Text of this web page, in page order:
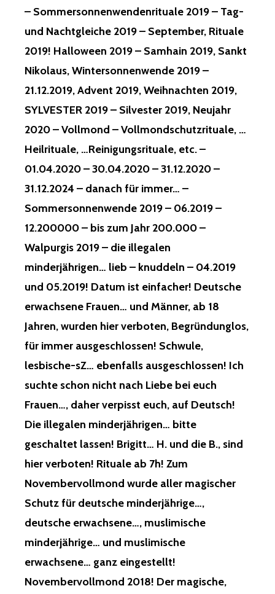
– Sommersonnenwendenrituale 2019 – Tag-
und Nachtgleiche 2019 – September, Rituale
2019! Halloween 2019 – Samhain 2019, Sankt
Nikolaus, Wintersonnenwende 2019 –
21.12.2019, Advent 2019, Weihnachten 2019,
SYLVESTER 2019 – Silvester 2019, Neujahr
2020 – Vollmond – Vollmondschutzrituale, …
Heilrituale, …Reinigungsrituale, etc. –
01.04.2020 – 30.04.2020 – 31.12.2020 –
31.12.2024 – danach für immer… –
Sommersonnenwende 2019 – 06.2019 –
12.200000 – bis zum Jahr 200.000 –
Walpurgis 2019 – die illegalen
minderjährigen… lieb – knuddeln – 04.2019
und 05.2019! Datum ist einfacher! Deutsche
erwachsene Frauen… und Männer, ab 18
Jahren, wurden hier verboten, Begründunglos,
für immer ausgeschlossen! Schwule,
lesbische-sZ… ebenfalls ausgeschlossen! Ich
suchte schon nicht nach Liebe bei euch
Frauen…, daher verpisst euch, auf Deutsch!
Die illegalen minderjährigen… bitte
geschaltet lassen! Brigitt… H. und die B., sind
hier verboten! Rituale ab 7h! Zum
Novembervollmond wurde aller magischer
Schutz für deutsche minderjährige…,
deutsche erwachsene…, muslimische
minderjährige… und muslimische
erwachsene… ganz eingestellt!
Novembervollmond 2018! Der magische,